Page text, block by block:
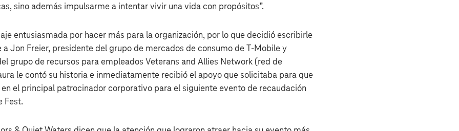
sino además impulsarme a intentar vivir una vida con propósitos”.
entusiasmada por hacer más para la organización, por lo que decidió escribirle
Jon Freier, presidente del grupo de mercados de consumo de T‑Mobile y
grupo de recursos para empleados Veterans and Allies Network (red de
le contó su historia e inmediatamente recibió el apoyo que solicitaba para que
el principal patrocinador corporativo para el siguiente evento de recaudación
Fest.